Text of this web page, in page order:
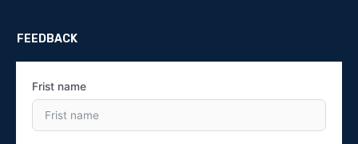
FEEDBACK
Frist name